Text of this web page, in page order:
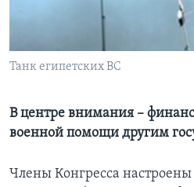
СОЦИАЛЬНЫЕ СЕТИ
Танк египетских ВС
В центре внимания –
военной помощи другим
Члены Конгресса